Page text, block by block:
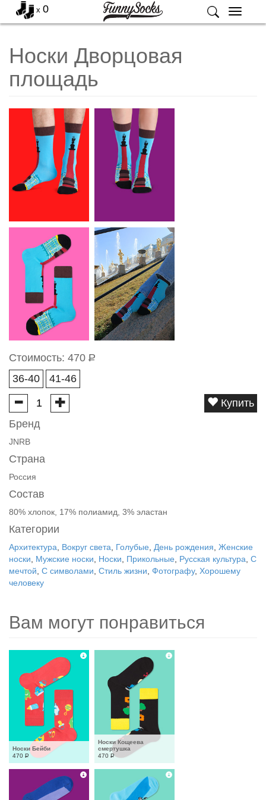
Меню
x 0
Носки Дворцовая
площадь
Стоимость: 470 Р
36-40
41-46
Купить
Бренд
JNRB
Страна
Россия
Состав
80% хлопок, 17% полиамид, 3% эластан
Категории
Архитектура Вокруг света Голубые День рождения Женские
носки
Мужские носки Носки Прикольные Русская культура С
мечтой С символами Стиль жизни Фотографу, Хорошему
человеку
Вам могут понравиться
Носки Бейби
470 Р
Носки Кощеева
смертушка
470 Р